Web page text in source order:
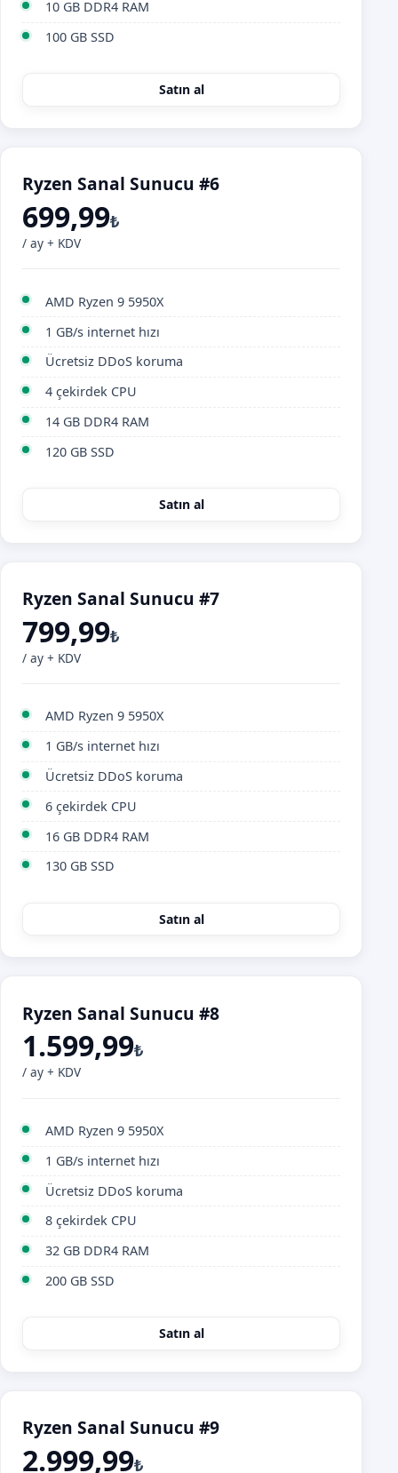
10 GB DDR4 RAM
100 GB SSD
Satın al
Ryzen Sanal Sunucu #6
699,99₺
/ ay + KDV
AMD Ryzen 9 5950X
1 GB/s internet hızı
Ücretsiz DDoS koruma
4 çekirdek CPU
14 GB DDR4 RAM
120 GB SSD
Satın al
Ryzen Sanal Sunucu #7
799,99₺
/ ay + KDV
AMD Ryzen 9 5950X
1 GB/s internet hızı
Ücretsiz DDoS koruma
6 çekirdek CPU
16 GB DDR4 RAM
130 GB SSD
Satın al
Ryzen Sanal Sunucu #8
1.599,99₺
/ ay + KDV
AMD Ryzen 9 5950X
1 GB/s internet hızı
Ücretsiz DDoS koruma
8 çekirdek CPU
32 GB DDR4 RAM
200 GB SSD
Satın al
Ryzen Sanal Sunucu #9
2.999,99₺